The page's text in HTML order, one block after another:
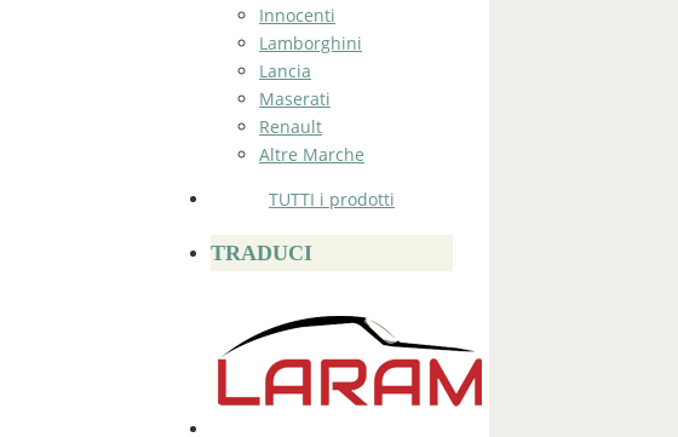
Innocenti
Lamborghini
Lancia
Maserati
Renault
Altre Marche
TUTTI i prodotti
TRADUCI